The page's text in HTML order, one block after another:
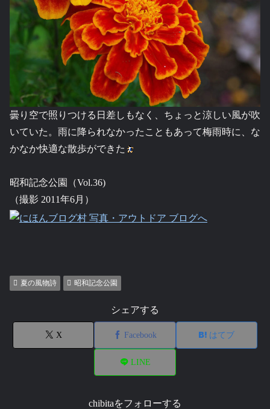
曇り空で照りつける日差しもなく、ちょっと涼しい風が吹
いていた。雨に降られなかったこともあって梅雨時に、な
かなか快適な散歩ができた
昭和記念公園（Vol.36)
（撮影 2011年6月）
夏の風物詩 昭和記念公園
シェアする
X Facebook はてブ
LINE
chibitaをフォローする